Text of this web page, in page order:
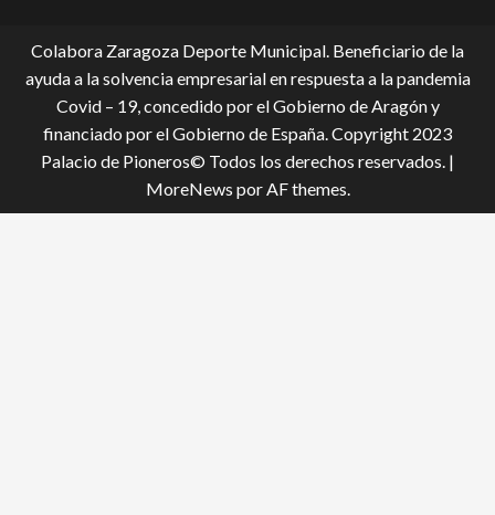
Colabora Zaragoza Deporte Municipal. Beneficiario de la
ayuda a la solvencia empresarial en respuesta a la pandemia
Covid – 19, conce­dido por el Gobierno de Aragón y
financiado por el Gobierno de España. Copyright 2023
Palacio de Pioneros© Todos los derechos reservados. |
MoreNews por AF themes.